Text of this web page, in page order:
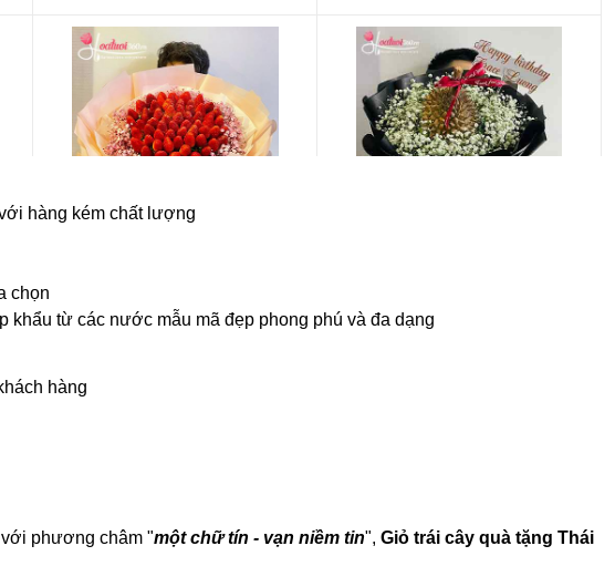
hàng kém chất lượng
chọn
khẩu từ các nước mẫu mã đẹp phong phú và đa dạng
hàng
với phương châm "một chữ tín - vạn niềm tin", Giỏ trái cây quà tặng Thái